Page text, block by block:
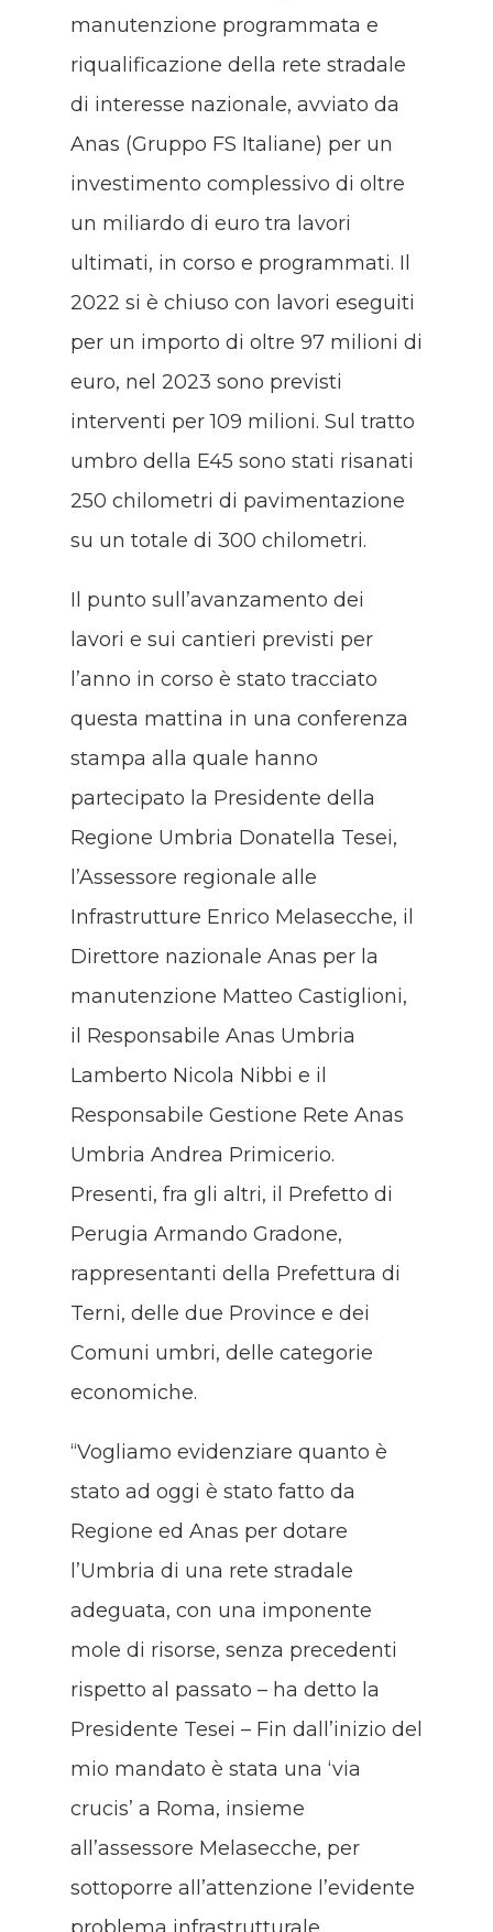
manutenzione programmata e
riqualificazione della rete stradale
di interesse nazionale, avviato da
Anas (Gruppo FS Italiane) per un
investimento complessivo di oltre
un miliardo di euro tra lavori
ultimati, in corso e programmati. Il
2022 si è chiuso con lavori eseguiti
per un importo di oltre 97 milioni di
euro, nel 2023 sono previsti
interventi per 109 milioni. Sul tratto
umbro della E45 sono stati risanati
250 chilometri di pavimentazione
su un totale di 300 chilometri.
Il punto sull’avanzamento dei
lavori e sui cantieri previsti per
l’anno in corso è stato tracciato
questa mattina in una conferenza
stampa alla quale hanno
partecipato la Presidente della
Regione Umbria Donatella Tesei,
l’Assessore regionale alle
Infrastrutture Enrico Melasecche, il
Direttore nazionale Anas per la
manutenzione Matteo Castiglioni,
il Responsabile Anas Umbria
Lamberto Nicola Nibbi e il
Responsabile Gestione Rete Anas
Umbria Andrea Primicerio.
Presenti, fra gli altri, il Prefetto di
Perugia Armando Gradone,
rappresentanti della Prefettura di
Terni, delle due Province e dei
Comuni umbri, delle categorie
economiche.
“Vogliamo evidenziare quanto è
stato ad oggi è stato fatto da
Regione ed Anas per dotare
l’Umbria di una rete stradale
adeguata, con una imponente
mole di risorse, senza precedenti
rispetto al passato – ha detto la
Presidente Tesei – Fin dall’inizio del
mio mandato è stata una ‘via
crucis’ a Roma, insieme
all’assessore Melasecche, per
sottoporre all’attenzione l’evidente